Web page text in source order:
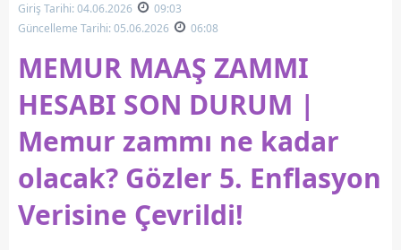
Giriş Tarihi: 04.06.2026
09:03
Güncelleme Tarihi: 05.06.2026
06:08
MEMUR MAAŞ ZAMMI
HESABI SON DURUM |
Memur zammı ne kadar
olacak? Gözler 5. Enflasyon
Verisine Çevrildi!